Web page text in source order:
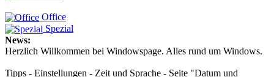
Office
Spezial
News:
Herzlich Willkommen bei Windowspage. Alles rund um Windows.
Tipps - Einstellungen - Zeit und Sprache - Seite "Datum und